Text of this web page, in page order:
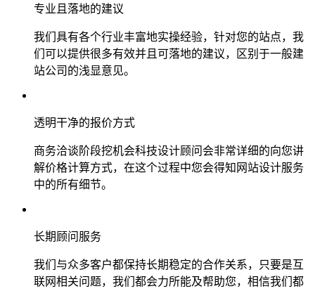
专业且落地的建议
我们具有各个行业丰富地实操经验，针对您的站点，我
们可以提供很多有效并且可落地的建议，区别于一般建
站公司的浅显意见。
透明干净的报价方式
商务洽谈阶段挖机会科技设计顾问会非常详细的向您讲
解价格计算方式，在这个过程中您会得知网站设计服务
中的所有细节。
长期顾问服务
我们与众多客户都保持长期稳定的合作关系，只要是互
联网相关问题，我们都会力所能及帮助您，相信我们都